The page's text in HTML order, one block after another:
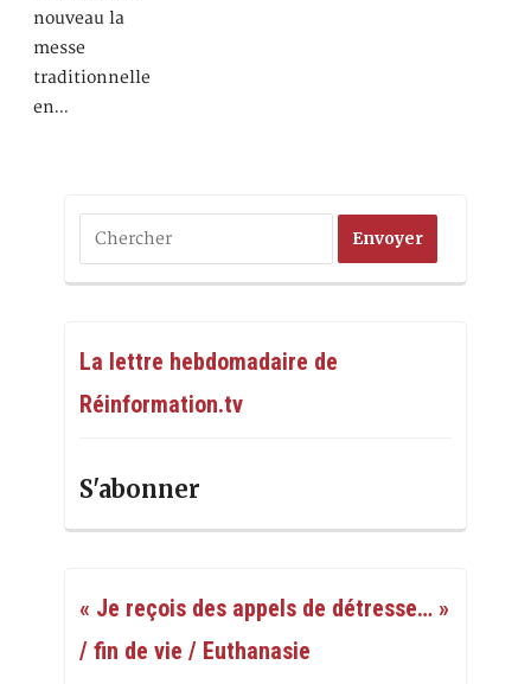
nouveau la
messe
traditionnelle
en…
La lettre hebdomadaire de
Réinformation.tv
S'abonner
« Je reçois des appels de détresse… »
/ fin de vie / Euthanasie